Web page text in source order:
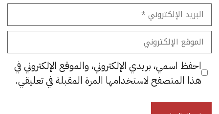
البريد
الإلكتروني
الموقع
الإلكتروني
احفظ اسمي، بريدي الإلكتروني، والموقع الإلكتروني في
هذا المتصفح لاستخدامها المرة المقبلة في تعليقي.